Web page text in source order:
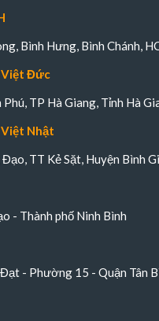
Bình Hưng, Bình Chánh,
Việt Đức
TP Hà Giang, Tỉnh Hà
Nhật
TT Kẻ Sặt, Huyện Bình
- Thành phố Ninh Bình
- Phường 15 - Quận Tân